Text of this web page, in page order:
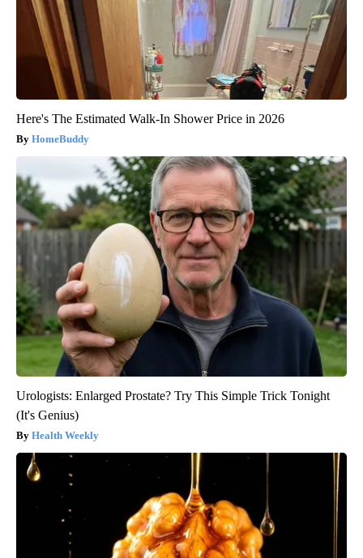
Here's The Estimated Walk-In Shower Price in 2026
HomeBuddy
Urologists: Enlarged Prostate? Try This Simple Trick Tonight
(It's Genius)
Health Weekly